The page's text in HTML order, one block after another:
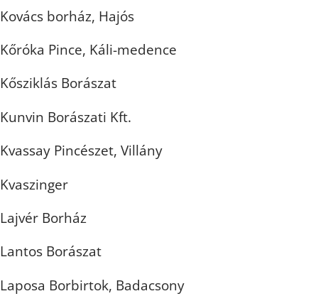
Kovács borház, Hajós
Kőróka Pince, Káli-medence
Kősziklás Borászat
Kunvin Borászati Kft.
Kvassay Pincészet, Villány
Kvaszinger
Lajvér Borház
Lantos Borászat
Laposa Borbirtok, Badacsony